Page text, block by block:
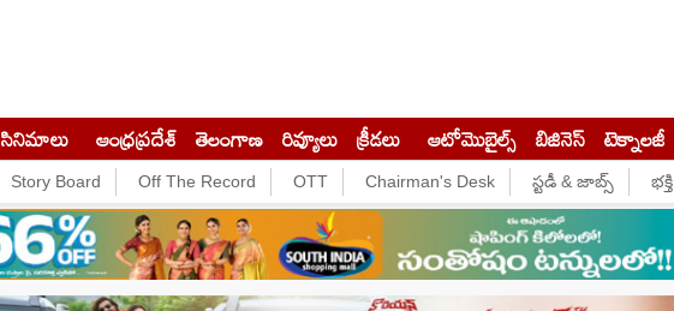
సినిమాలు ఆంధ్రప్రదేశ్ తెలంగాణ రివ్యూలు క్రీడలు ఆటోమొబైల్స్ బిజినెస్‌ టెక్నాలజీ
Story Board Off The Record OTT Chairman's Desk స్టడీ & జాబ్స్ భక్తి